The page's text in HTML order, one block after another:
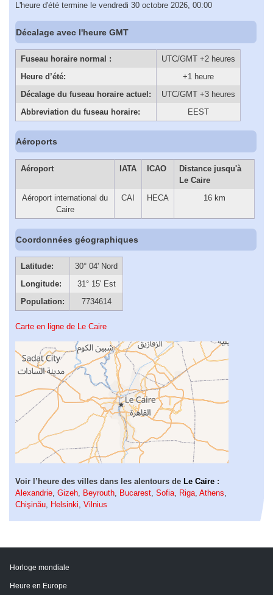
L'heure d'été termine le vendredi 30 octobre 2026, 00:00
Décalage avec l'heure GMT
Fuseau horaire normal :
UTC/GMT +2 heures
Heure d’été:
+1 heure
Décalage du fuseau horaire actuel:
UTC/GMT +3 heures
Abbreviation du fuseau horaire:
EEST
Aéroports
Aéroport IATA ICAO
Distance jusqu'à
Le Caire
Aéroport international du
Caire
CAI HECA 16 km
Coordonnées géographiques
Latitude:
30° 04' Nord
Longitude:
31° 15' Est
Population:
7734614
Carte en ligne de Le Caire
Voir l’heure des villes dans les alentours de Le Caire :
Alexandrie, Gizeh, Beyrouth, Bucarest, Sofia, Riga, Athens,
Chişinău, Helsinki, Vilnius
Horloge mondiale
Heure en Europe